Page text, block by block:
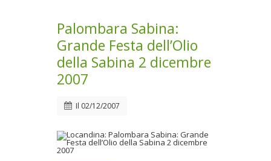
Palombara Sabina:
Grande Festa dell’Olio
della Sabina 2 dicembre
2007
Il 02/12/2007